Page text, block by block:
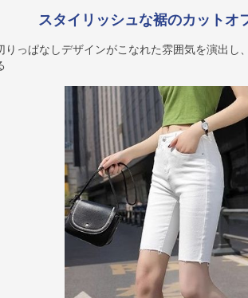
スタイリッシュな裾のカットオ
りっぱなしデザインがこなれた雰囲気を演出し